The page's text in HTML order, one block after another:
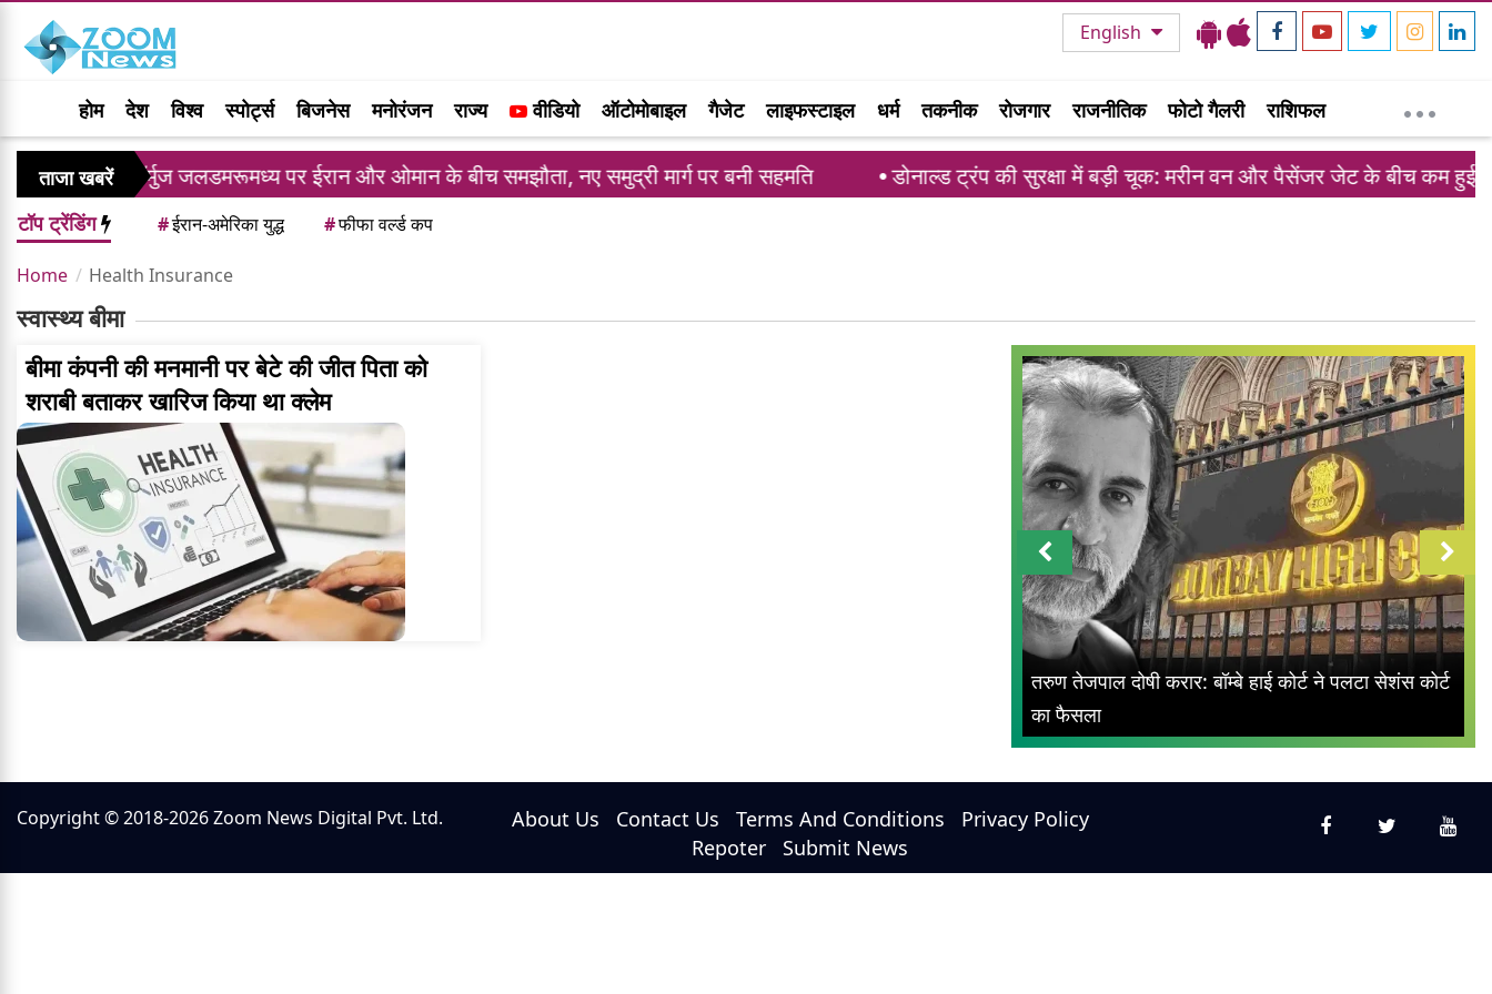
English
होम देश विश्व स्पोर्ट्स बिजनेस मनोरंजन राज्य वीडियो ऑटोमोबाइल गैजेट लाइफस्टाइल धर्म तकनीक रोजगार राजनीतिक फोटो गैलरी राशिफल
ताजा खबरेंहॉर्मुज जलडमरूमध्य पर ईरान और ओमान के बीच समझौता, नए समुद्री मार्ग पर बनी सहमति डोनाल्ड ट्रंप की सुरक्षा में बड़ी चूक: मरीन वन और पैसेंजर जेट के बीच कम हुई
टॉप ट्रेंडिंग #ईरान-अमेरिका युद्ध #फीफा वर्ल्ड कप
Home Health Insurance
स्वास्थ्य बीमा
बीमा कंपनी की मनमानी पर बेटे की जीत पिता को
शराबी बताकर खारिज किया था क्लेम
तरुण तेजपाल दोषी करार: बॉम्बे हाई कोर्ट ने पलटा सेशंस कोर्ट
का फैसला
Copyright © 2018-2026 Zoom News Digital Pvt. Ltd. About Us Contact Us Terms And Conditions
Privacy Policy
Repoter
Submit News